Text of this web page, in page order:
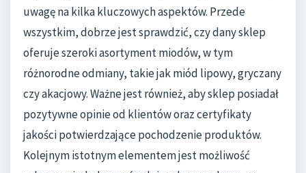
uwagę na kilka kluczowych aspektów. Przede
wszystkim, dobrze jest sprawdzić, czy dany sklep
oferuje szeroki asortyment miodów, w tym
różnorodne odmiany, takie jak miód lipowy, gryczany
czy akacjowy. Ważne jest również, aby sklep posiadał
pozytywne opinie od klientów oraz certyfikaty
jakości potwierdzające pochodzenie produktów.
Kolejnym istotnym elementem jest możliwość